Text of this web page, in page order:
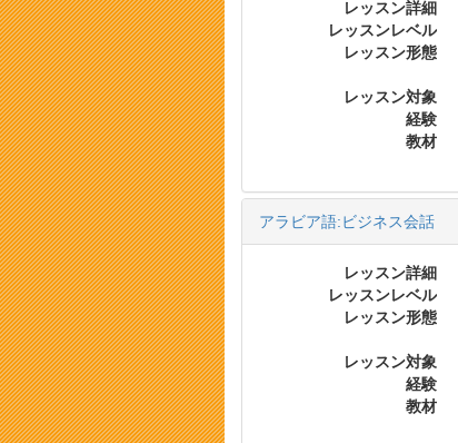
レッスン詳細
レッスンレベル
レッスン形態
レッスン対象
経験
教材
アラビア語:ビジネス会話
レッスン詳細
レッスンレベル
レッスン形態
レッスン対象
経験
教材